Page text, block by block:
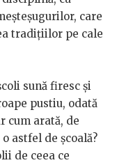
care
tradițiilor pe cale
sună firesc și
pustiu, odată
cum arată, de
astfel de școală?
de ceea ce